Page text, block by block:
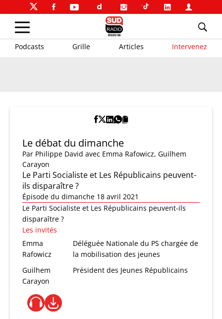
Podcasts Grille Articles Intervenez
Le débat du dimanche
Par Philippe David avec Emma Rafowicz, Guilhem
Carayon
Le Parti Socialiste et Les Républicains peuvent-
ils disparaître ?
Épisode du dimanche 18 avril 2021
Le Parti Socialiste et Les Républicains peuvent-ils
disparaître ?
Les invités
Emma
Rafowicz
Déléguée Nationale du PS chargée de
la mobilisation des jeunes
Guilhem
Carayon
Président des Jeunes Républicains